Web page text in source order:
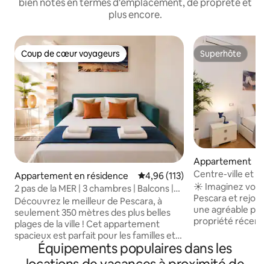
bien notés en termes d'emplacement, de propreté et
plus encore.
Coup de cœur voyageurs
Coup de cœur voyageurs
Appartement en résidence Évaluation moyenne sur la
4,96 (113)
2 pas de la MER | 3 chambres | Balcons |
Centre de Pescara
Découvrez le meilleur de Pescara, à
seulement 350 mètres des plus belles
plages de la ville ! Cet appartement
spacieux est parfait pour les familles et
les groupes à la recherche de confort et
d'un emplacement de choix. 3 chambres
Superhôte
Superhôte
Appartement
Centre-ville et
accessible à pied
☀️ Imaginez vous
Pescara et
une agréable
propriété
centraux et les
à quelques pas
Équipements populaires dans les